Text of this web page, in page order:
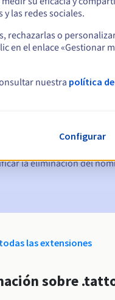
del nombre de
la eliminación del
las extensiones
sobre
las redes sociales.
rechazarlas o
en el enlace «Gestionar
nuestra política
Configurar